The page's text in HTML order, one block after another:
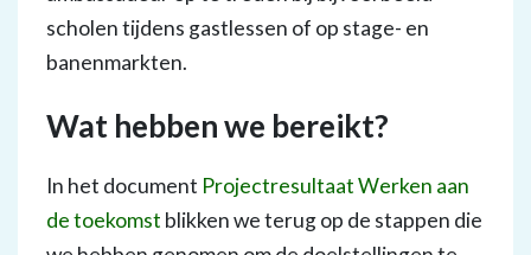
scholen tijdens gastlessen of op stage- en
banenmarkten.
Wat hebben we bereikt?
In het document Projectresultaat Werken aan
de toekomst blikken we terug op de stappen die